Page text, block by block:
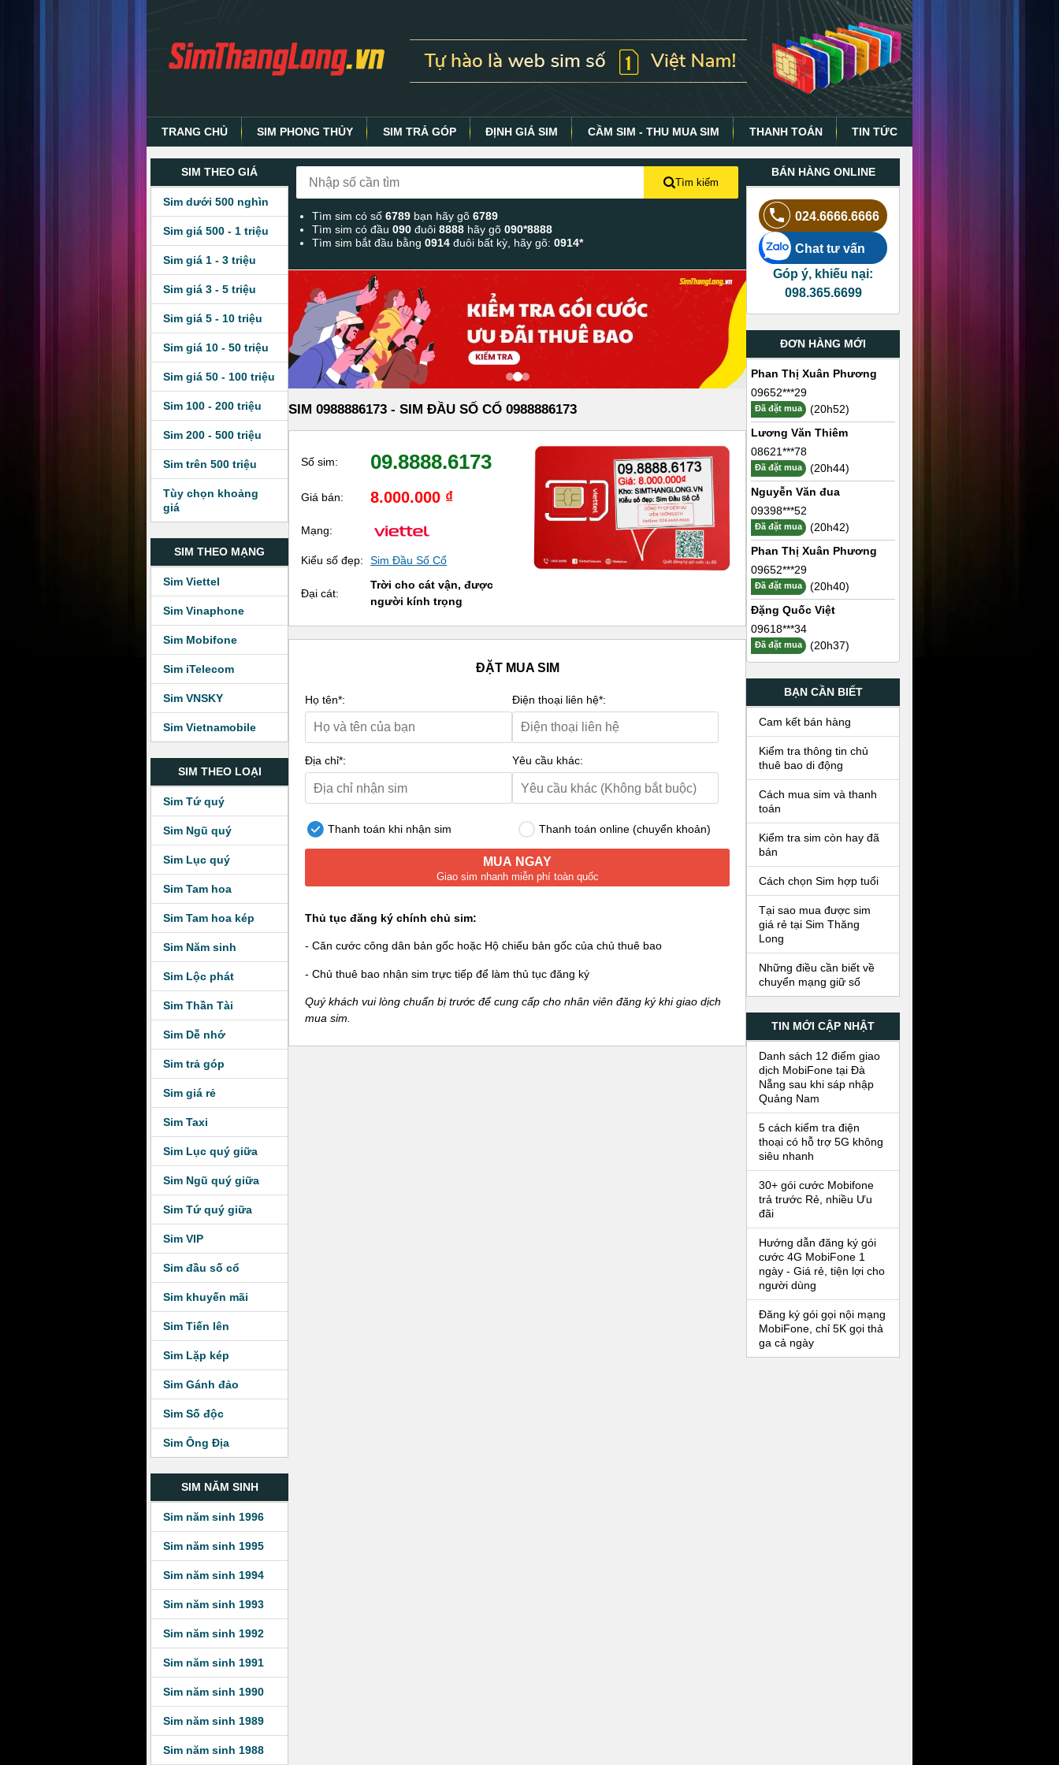
TRANG CHỦ SIM PHONG THỦY SIM TRẢ GÓP ĐỊNH GIÁ SIM CẦM SIM - THU MUA SIM THANH TOÁN TIN TỨC
SIM THEO GIÁ
Sim dưới 500 nghìn
Sim giá 500 - 1 triệu
Sim giá 1 - 3 triệu
Sim giá 3 - 5 triệu
Sim giá 5 - 10 triệu
Sim giá 10 - 50 triệu
Sim giá 50 - 100 triệu
Sim 100 - 200 triệu
Sim 200 - 500 triệu
Sim trên 500 triệu
Tùy chọn khoảng
giá
SIM THEO MẠNG
Sim Viettel
Sim Vinaphone
Sim Mobifone
Sim iTelecom
Sim VNSKY
Sim Vietnamobile
SIM THEO LOẠI
Sim Tứ quý
Sim Ngũ quý
Sim Lục quý
Sim Tam hoa
Sim Tam hoa kép
Sim Năm sinh
Sim Lộc phát
Sim Thần Tài
Sim Dễ nhớ
Sim trả góp
Sim giá rẻ
Sim Taxi
Sim Lục quý giữa
Sim Ngũ quý giữa
Sim Tứ quý giữa
Sim VIP
Sim đầu số cổ
Sim khuyến mãi
Sim Tiến lên
Sim Lặp kép
Sim Gánh đảo
Sim Số độc
Sim Ông Địa
SIM NĂM SINH
Sim năm sinh 1996
Sim năm sinh 1995
Sim năm sinh 1994
Sim năm sinh 1993
Sim năm sinh 1992
Sim năm sinh 1991
Sim năm sinh 1990
Sim năm sinh 1989
Sim năm sinh 1988
Tìm kiếm
Tìm sim có số6789 bạn hãy gõ6789
Tìm sim có đầu090đuôi8888 hãy gõ090*8888
Tìm sim bắt đầu bằng0914 đuôi bất kỳ, hãy gõ:0914*
SIM 0988886173 - SIM ĐẦU SỐ CỔ 0988886173
Số sim: 09.8888.6173
Giá bán: 8.000.000 ₫
Mạng:
Kiểu số đẹp: Sim Đầu Số Cổ
Đại cát:
Trời cho cát vận, được
người kính trọng
ĐẶT MUA SIM
Họ tên*: Điện thoại liên hệ*:
Địa chỉ*: Yêu cầu khác:
Thanh toán khi nhận sim Thanh toán online (chuyển khoản)
MUA NGAY
Giao sim nhanh miễn phí toàn quốc
Thủ tục đăng ký chính chủ sim:
- Căn cước công dân bản gốc hoặc Hộ chiếu bản gốc của chủ thuê bao
- Chủ thuê bao nhận sim trực tiếp để làm thủ tục đăng ký
Quý khách vui lòng chuẩn bị trước để cung cấp cho nhân viên đăng ký khi giao dịch
mua sim.
BÁN HÀNG ONLINE
024.6666.6666
Chat tư vấn
Góp ý, khiếu nại:
098.365.6699
ĐƠN HÀNG MỚI
Phan Thị Xuân Phương
09652***29
Đã đặt mua
(20h52)
Lương Văn Thiêm
08621***78
Đã đặt mua
(20h44)
Nguyễn Văn đua
09398***52
Đã đặt mua
(20h42)
Phan Thị Xuân Phương
09652***29
Đã đặt mua
(20h40)
Đặng Quốc Việt
09618***34
Đã đặt mua (20h37)
BẠN CẦN BIẾT
Cam kết bán hàng
Kiểm tra thông tin chủ
thuê bao di động
Cách mua sim và thanh
toán
Kiểm tra sim còn hay đã
bán
Cách chọn Sim hợp tuổi
Tại sao mua được sim
giá rẻ tại Sim Thăng
Long
Những điều cần biết về
chuyển mạng giữ số
TIN MỚI CẬP NHẬT
Danh sách 12 điểm giao
dịch MobiFone tại Đà
Nẵng sau khi sáp nhập
Quảng Nam
5 cách kiểm tra điện
thoại có hỗ trợ 5G không
siêu nhanh
30+ gói cước Mobifone
trả trước Rẻ, nhiều Ưu
đãi
Hướng dẫn đăng ký gói
cước 4G MobiFone 1
ngày - Giá rẻ, tiện lợi cho
người dùng
Đăng ký gói gọi nội mạng
MobiFone, chỉ 5K gọi thả
ga cả ngày